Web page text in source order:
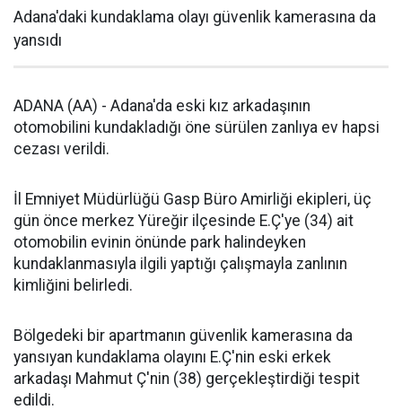
Adana'daki kundaklama olayı güvenlik kamerasına da
yansıdı
ADANA (AA) - Adana'da eski kız arkadaşının
otomobilini kundakladığı öne sürülen zanlıya ev hapsi
cezası verildi.
İl Emniyet Müdürlüğü Gasp Büro Amirliği ekipleri, üç
gün önce merkez Yüreğir ilçesinde E.Ç'ye (34) ait
otomobilin evinin önünde park halindeyken
kundaklanmasıyla ilgili yaptığı çalışmayla zanlının
kimliğini belirledi.
Bölgedeki bir apartmanın güvenlik kamerasına da
yansıyan kundaklama olayını E.Ç'nin eski erkek
arkadaşı Mahmut Ç'nin (38) gerçekleştirdiği tespit
edildi.